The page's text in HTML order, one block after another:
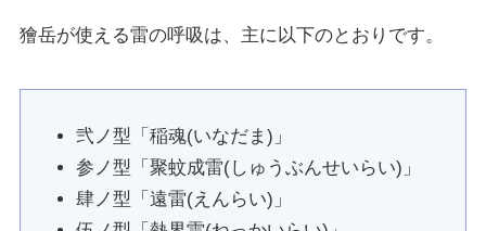
獪岳が使える雷の呼吸は、主に以下のとおりです。
弐ノ型「稲魂(いなだま)」
参ノ型「聚蚊成雷(しゅうぶんせいらい)」
肆ノ型「遠雷(えんらい)」